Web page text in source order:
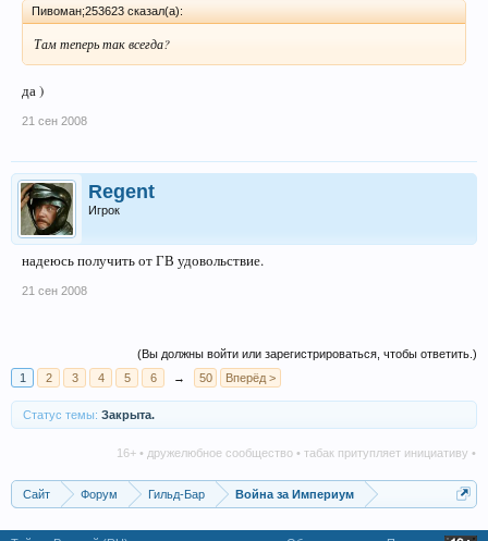
Пивоман;253623 сказал(а):
Там теперь так всегда?
да )
21 сен 2008
Regent
Игрок
надеюсь получить от ГВ удовольствие.
21 сен 2008
(Вы должны войти или зарегистрироваться, чтобы ответить.)
1
2 3 4 5 6 → 50 Вперёд >
Статус темы: Закрыта.
16+ • дружелюбное сообщество • табак притупляет инициативу •
Сайт Форум Гильд-Бар Война за Империум